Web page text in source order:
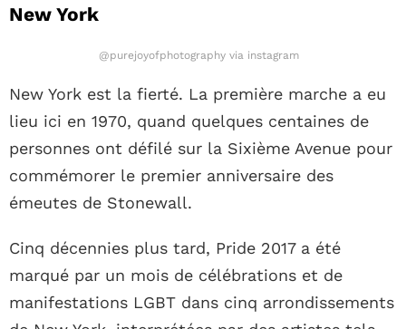
New York
@purejoyofphotography via instagram
New York est la fierté. La première marche a eu
lieu ici en 1970, quand quelques centaines de
personnes ont défilé sur la Sixième Avenue pour
commémorer le premier anniversaire des
émeutes de Stonewall.
Cinq décennies plus tard, Pride 2017 a été
marqué par un mois de célébrations et de
manifestations LGBT dans cinq arrondissements